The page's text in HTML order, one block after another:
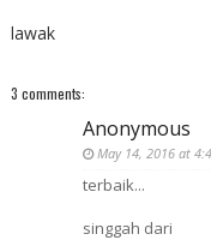
lawak
3 comments:
Anonymous
May 14, 2016 at
terbaik...
singgah dari